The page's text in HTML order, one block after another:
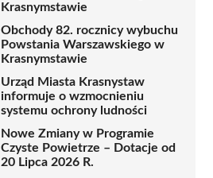
Krasnymstawie
Obchody 82. rocznicy wybuchu
Powstania Warszawskiego w
Krasnymstawie
Urząd Miasta Krasnystaw
informuje o wzmocnieniu
systemu ochrony ludności
Nowe Zmiany w Programie
Czyste Powietrze – Dotacje od
20 Lipca 2026 R.